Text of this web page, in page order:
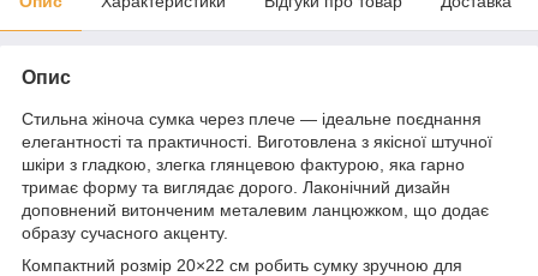
Опис
Стильна жіноча сумка через плече — ідеальне поєднання
елегантності та практичності. Виготовлена з якісної штучної
шкіри з гладкою, злегка глянцевою фактурою, яка гарно
тримає форму та виглядає дорого. Лаконічний дизайн
доповнений витонченим металевим ланцюжком, що додає
образу сучасного акценту.
Компактний розмір 20×22 см робить сумку зручною для